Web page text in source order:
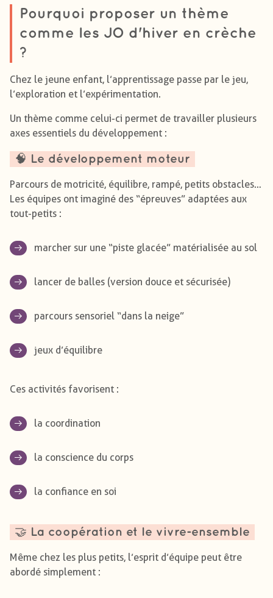
Pourquoi proposer un thème
comme les JO d'hiver en crèche
?
Chez le jeune enfant, l’apprentissage passe par le jeu,
l’exploration et l’expérimentation.
Un thème comme celui-ci permet de travailler plusieurs
axes essentiels du développement :
🧠 Le développement moteur
Parcours de motricité, équilibre, rampé, petits obstacles…
Les équipes ont imaginé des “épreuves” adaptées aux
tout-petits :
marcher sur une “piste glacée” matérialisée au sol
lancer de balles (version douce et sécurisée)
parcours sensoriel “dans la neige”
jeux d’équilibre
Ces activités favorisent :
la coordination
la conscience du corps
la confiance en soi
🤝 La coopération et le vivre-ensemble
Même chez les plus petits, l’esprit d’équipe peut être
abordé simplement :